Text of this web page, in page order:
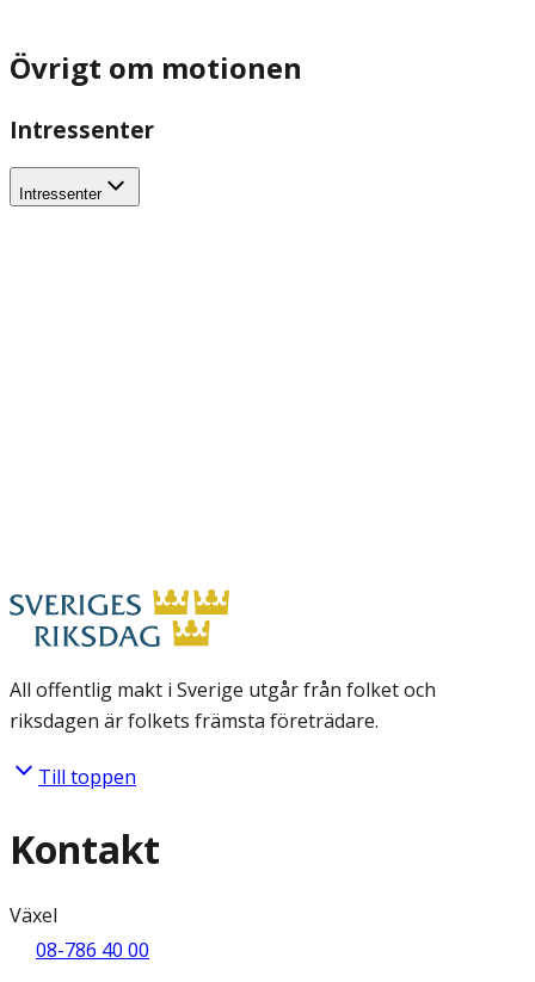
Övrigt om motionen
Intressenter
Intressenter
All offentlig makt i Sverige utgår från folket och
riksdagen är folkets främsta företrädare.
Till toppen
Kontakt
Växel
08-786 40 00